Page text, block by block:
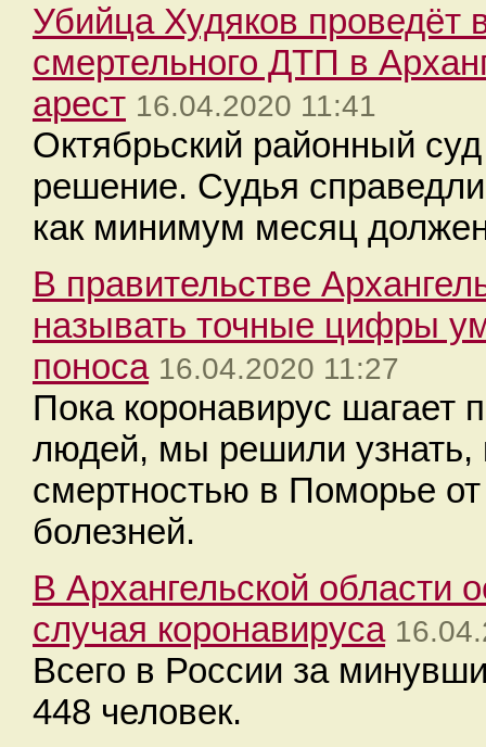
Убийца Худяков
смертельного ДТП в
арест 16.04.2020 11:41
Октябрьский районный
решение. Судья
как минимум месяц
В правительстве
называть точные цифры
поноса 16.04.2020 11:27
Пока коронавирус шагает
людей, мы решили узнать,
смертностью в Поморье
болезней.
В Архангельской области
случая коронавируса
Всего в России за
448 человек.